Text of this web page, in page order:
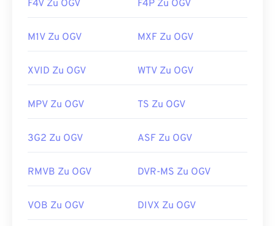
F4V Zu OGV F4P Zu OGV
M1V Zu OGV MXF Zu OGV
XVID Zu OGV WTV Zu OGV
MPV Zu OGV TS Zu OGV
3G2 Zu OGV ASF Zu OGV
RMVB Zu OGV DVR-MS Zu OGV
VOB Zu OGV DIVX Zu OGV